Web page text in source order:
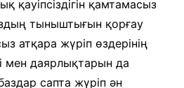
қауіпсіздігін қамтамасыз
тыныштығын қорғау
атқара жүріп өздерінің
мен даярлықтарын да
сапта жүріп ән